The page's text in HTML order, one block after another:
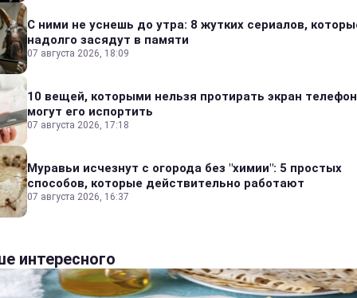
С ними не уснешь до утра: 8 жутких сериалов,
надолго засядут в памяти
07 августа 2026, 18:09
10 вещей, которыми нельзя протирать экран
могут его испортить
07 августа 2026, 17:18
Муравьи исчезнут с огорода без "химии": 5 простых
способов, которые действительно работают
07 августа 2026, 16:37
интересного